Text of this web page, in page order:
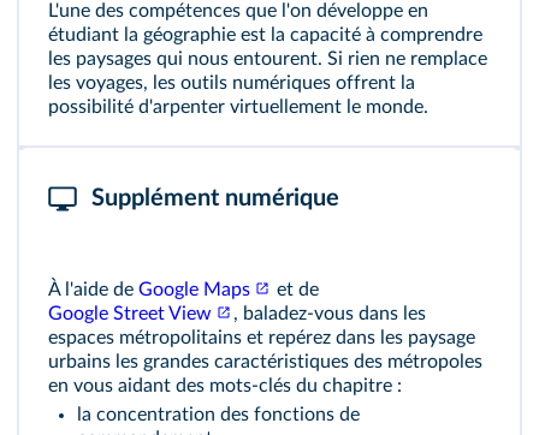
L'une des compétences que l'on développe en
étudiant la géographie est la capacité à comprendre
les paysages qui nous entourent. Si rien ne remplace
les voyages, les outils numériques offrent la
possibilité d'arpenter virtuellement le monde.
Supplément numérique
À l'aide de Google Maps
et de
Google Street View
, baladez‑vous dans les
espaces métropolitains et repérez dans les paysage
urbains les grandes caractéristiques des métropoles
en vous aidant des mots‑clés du chapitre :
la concentration des fonctions de